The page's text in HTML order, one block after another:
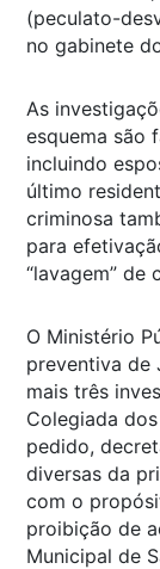
(peculato-
no gabinete
As
esquema são
incluindo
último
criminosa
para
“lavagem” de
O Ministério
preventiva de
mais três
Colegiada
pedido,
diversas da
com o
proibição de
Municipal de